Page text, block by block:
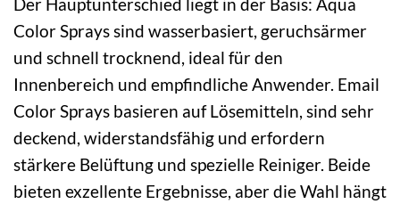
Der Hauptunterschied liegt in der Basis: Aqua
Color Sprays sind wasserbasiert, geruchsärmer
und schnell trocknend, ideal für den
Innenbereich und empfindliche Anwender. Email
Color Sprays basieren auf Lösemitteln, sind sehr
deckend, widerstandsfähig und erfordern
stärkere Belüftung und spezielle Reiniger. Beide
bieten exzellente Ergebnisse, aber die Wahl hängt